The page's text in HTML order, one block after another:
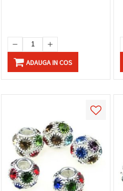
ADAUGA IN COS